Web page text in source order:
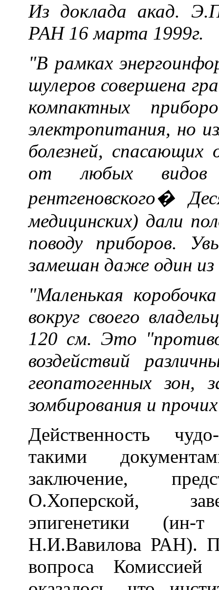
Из доклада акад.
РАН 16 марта 1999г.
"В рамках
шулеров совершена
компактных
электропитания, но
болезней, спасающих
от любых видов
рентгеновского�
медицинских) дали
поводу приборов.
замешан даже один
"Маленькая
вокруг своего
120 см. Это
воздействий
геопатогенных зон,
зомбирования и
Действенность
такими
заключение,
О.Хоперской,
эпигенетики
Н.И.Вавилова РАН).
вопроса